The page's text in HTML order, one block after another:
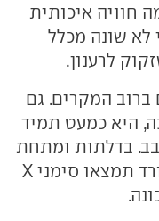
חוויה איכותית
לא שונה מכלל
לרענון.
ברוב המקרים. גם
היא כמעט תמיד
בדלתות ומתחת
לתא האחסון שבתחתית הדשבורד תמצאו סימני X